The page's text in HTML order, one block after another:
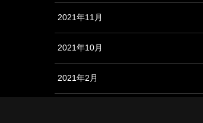
2021年11月
2021年10月
2021年2月